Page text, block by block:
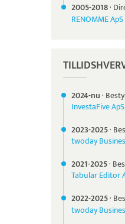
2005-2018·
RENOMME ApS
2024-nu·
InvestaFive ApS
2023-2025·
twoday
2021-2025·
Tabular Editor
2022-2025·
twoday